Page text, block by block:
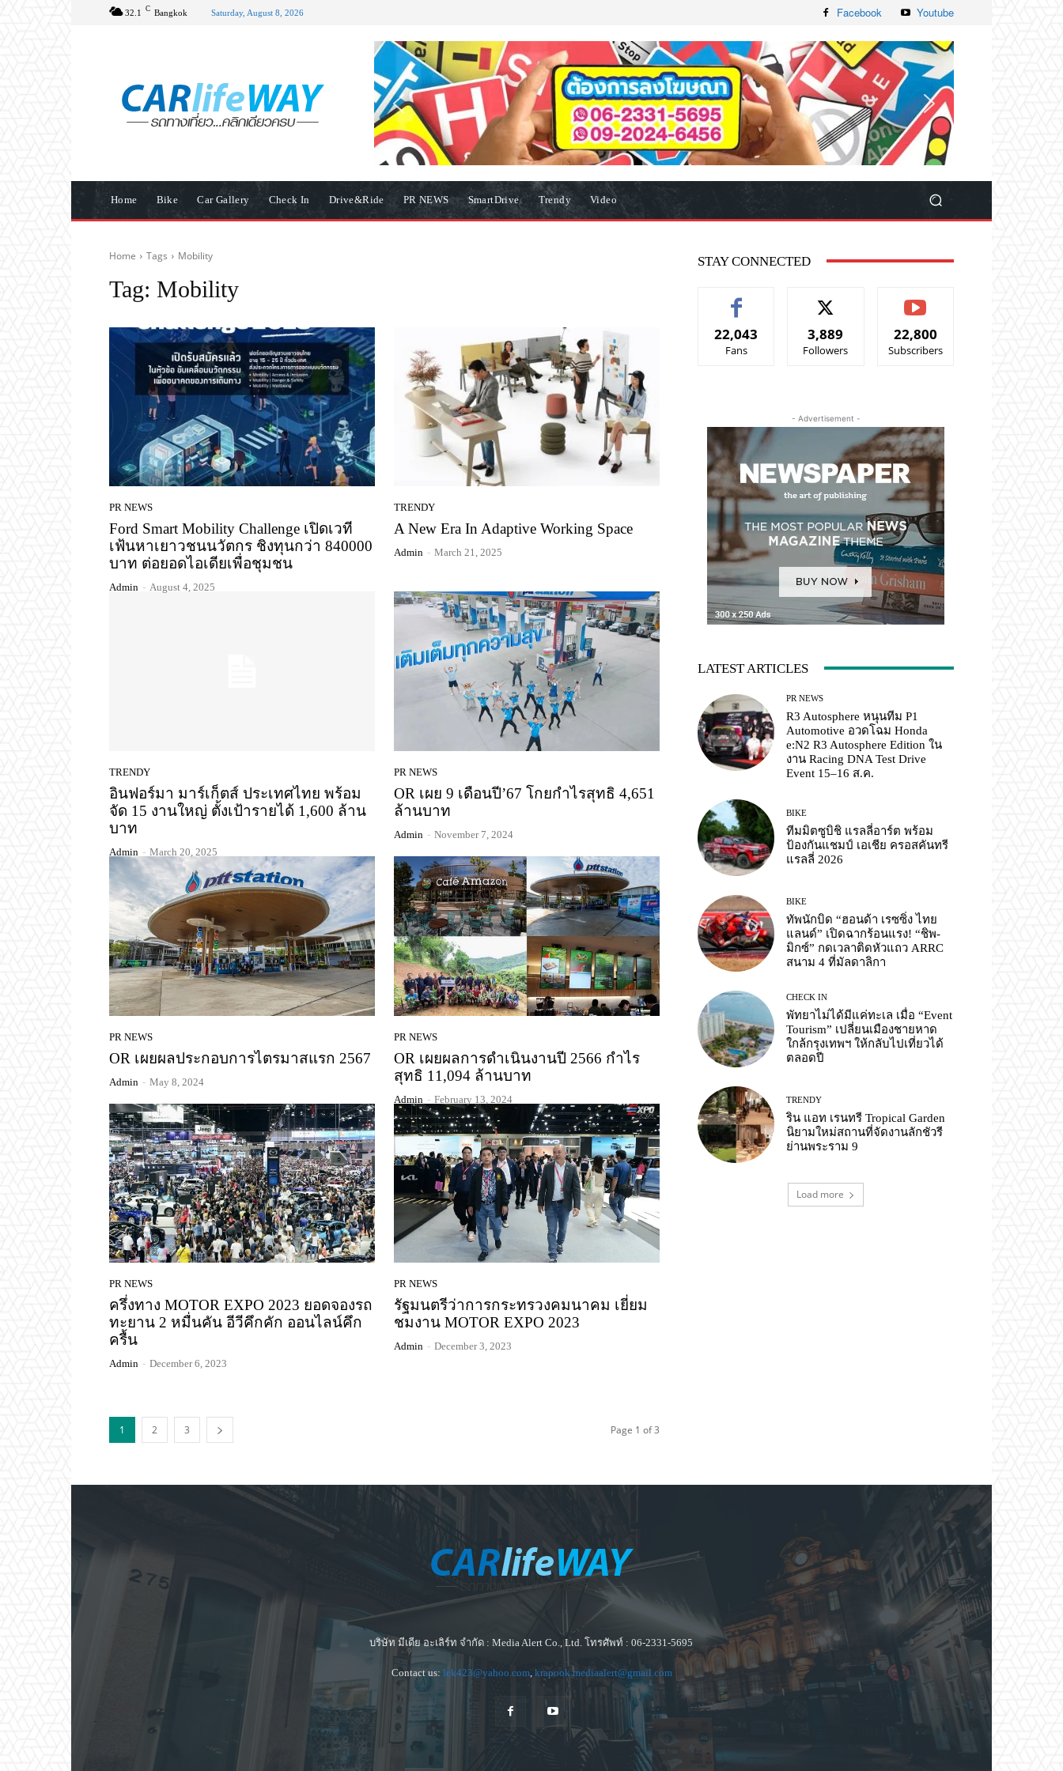
32.1 C Bangkok Saturday, August 8, 2026 Facebook Youtube
Home Bike Car Gallery Check In Drive&Ride PR NEWS SmartDrive Trendy Video
Home Tags Mobility
Tag: Mobility
PR NEWS
Ford Smart Mobility Challenge เปิดเวที
เฟ้นหาเยาวชนนวัตกร ชิงทุนกว่า 840000
บาท ต่อยอดไอเดียเพื่อชุมชน
Admin - August 4, 2025
TRENDY
A New Era In Adaptive Working Space
Admin - March 21, 2025
TRENDY
อินฟอร์มา มาร์เก็ตส์ ประเทศไทย พร้อม
จัด 15 งานใหญ่ ตั้งเป้ารายได้ 1,600 ล้าน
บาท
Admin - March 20, 2025
PR NEWS
OR เผย 9 เดือนปี’67 โกยกำไรสุทธิ 4,651
ล้านบาท
Admin - November 7, 2024
PR NEWS
OR เผยผลประกอบการไตรมาสแรก 2567
Admin - May 8, 2024
PR NEWS
OR เผยผลการดำเนินงานปี 2566 กำไร
สุทธิ 11,094 ล้านบาท
Admin - February 13, 2024
PR NEWS
ครึ่งทาง MOTOR EXPO 2023 ยอดจองรถ
ทะยาน 2 หมื่นคัน อีวีคึกคัก ออนไลน์คึก
ครื้น
Admin - December 6, 2023
PR NEWS
รัฐมนตรีว่าการกระทรวงคมนาคม เยี่ยม
ชมงาน MOTOR EXPO 2023
Admin - December 3, 2023
1 2 3 Page 1 of 3
STAY CONNECTED
22,043
Fans
3,889
Followers
22,800
Subscribers
- Advertisement -
LATEST ARTICLES
PR NEWS
R3 Autosphere หนุนทีม P1
Automotive อวดโฉม Honda
e:N2 R3 Autosphere Edition ใน
งาน Racing DNA Test Drive
Event 15–16 ส.ค.
BIKE
ทีมมิตซูบิชิ แรลลี่อาร์ต พร้อม
ป้องกันแชมป์ เอเชีย ครอสคันทรี
แรลลี่ 2026
BIKE
ทัพนักบิด “ฮอนด้า เรซซิ่ง ไทย
แลนด์” เปิดฉากร้อนแรง! “ชิพ-
มิกซ์” กดเวลาติดหัวแถว ARRC
สนาม 4 ที่มัลดาลิกา
CHECK IN
พัทยาไม่ได้มีแค่ทะเล เมื่อ “Event
Tourism” เปลี่ยนเมืองชายหาด
ใกล้กรุงเทพฯ ให้กลับไปเที่ยวได้
ตลอดปี
TRENDY
ริน แอท เรนทรี Tropical Garden
นิยามใหม่สถานที่จัดงานลักชัวรี
ย่านพระราม 9
Load more
บริษัท มีเดีย อะเลิร์ท จำกัด : Media Alert Co., Ltd. โทรศัพท์ : 06-2331-5695
Contact us: lek423@yahoo.com, krapook.mediaalert@gmail.com